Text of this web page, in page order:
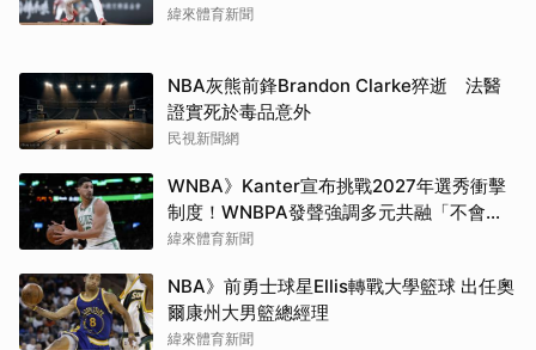
緯來體育新聞
NBA灰熊前鋒Brandon Clarke猝逝 法醫
證實死於毒品意外
民視新聞網
WNBA》Kanter宣布挑戰2027年選秀衝擊
制度！WNBPA發聲強調多元共融「不會成
為政治棋子」
緯來體育新聞
NBA》前勇士球星Ellis轉戰大學籃球 出任奧
爾康州大男籃總經理
緯來體育新聞